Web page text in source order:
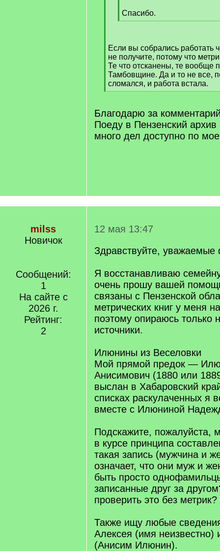
Спасибо.
[
]
Если вы собрались работать
не получите, потому что
Те что отсканены, те вообще
Тамбовщине. Да и то не все,
сломался, и работа встала.
[
q
]
Благодарю за
Поеду в Пензенский
много дел доступно по
milss
Новичок
Сообщений:
1
На сайте с
2026 г.
Рейтинг:
2
12 мая 13:47
Здравствуйте, уважаемые
Я восстанавливаю
очень прошу вашей
связаны с Пензенской
метрических книг у меня
поэтому опираюсь только
источники.
Илюнины из Веселовки
Мой прямой предок —
Анисимович (1880 или
выслан в Хабаровский
списках раскулаченных я
вместе с Илюниной
Подскажите, пожалуйста,
в курсе принципа
такая запись (мужчина и
означает, что они муж и
быть просто
записанные друг за
проверить это без метрик?
Также ищу любые
Алексея (имя неизвестно)
(Анисим Илюнин).